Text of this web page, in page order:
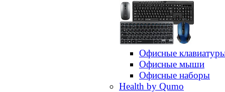
Офисные
Офисные мыши
Офисные наборы
Health by Qumo